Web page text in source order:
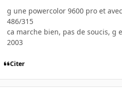
g une powercolor 9600 pro et
486/315
ca marche bien, pas de soucis, g
2003
Citer